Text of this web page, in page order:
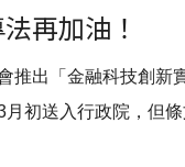
再加油！
推出「金融科技創新
初送入行政院，但